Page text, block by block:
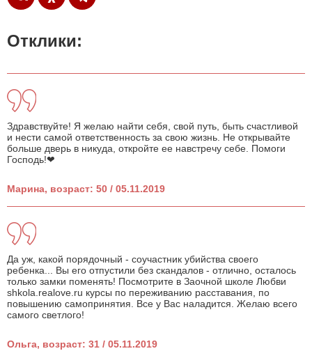
Отклики:
Здравствуйте! Я желаю найти себя, свой путь, быть счастливой
и нести самой ответственность за свою жизнь. Не открывайте
больше дверь в никуда, откройте ее навстречу себе. Помоги
Господь!❤
Марина, возраст: 50 / 05.11.2019
Да уж, какой порядочный - соучастник убийства своего
ребенка... Вы его отпустили без скандалов - отлично, осталось
только замки поменять! Посмотрите в Заочной школе Любви
shkola.realove.ru курсы по переживанию расставания, по
повышению самопринятия. Все у Вас наладится. Желаю всего
самого светлого!
Ольга, возраст: 31 / 05.11.2019